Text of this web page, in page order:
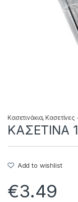
Κασετινάκια,Κασετίνες
ΚΑΣΕΤΙΝΑ
Add to wishlist
€3.49